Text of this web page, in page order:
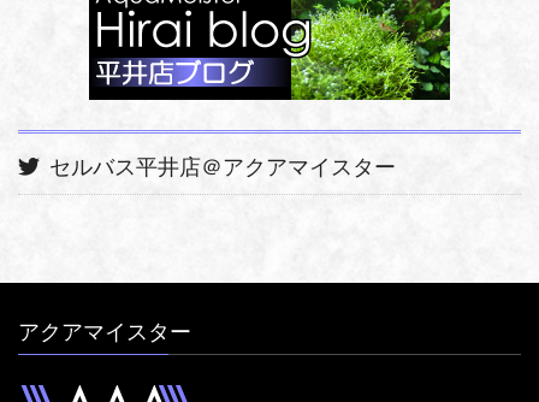
セルバス平井店＠アクアマイスター
アクアマイスター